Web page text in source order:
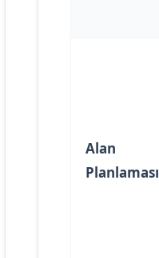
Alan
Planlaması